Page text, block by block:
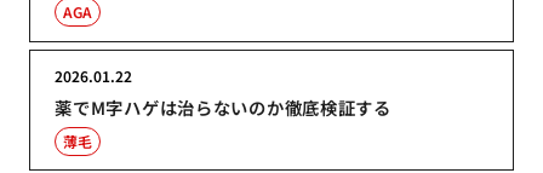
AGA
薬でM字ハゲは治らないのか徹底検証する
2026.01.22
薄毛